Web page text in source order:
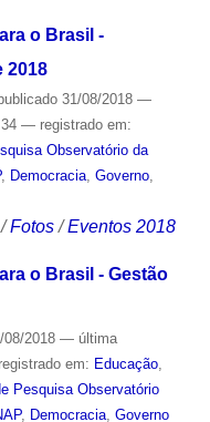
o Brasil -
2018
31/08/2018 —
— registrado em:
Observatório da
, Democracia, Governo,
/Fotos /Eventos 2018
o Brasil - Gestão
2018 — última
em: Educação,
Pesquisa Observatório
, Democracia, Governo